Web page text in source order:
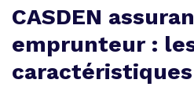
CASDEN
emprunteur :